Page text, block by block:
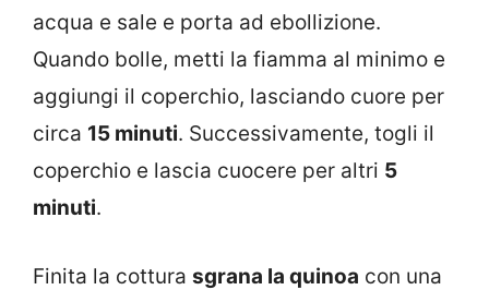
acqua e sale e porta ad ebollizione.
Quando bolle, metti la fiamma al minimo e
aggiungi il coperchio, lasciando cuore per
circa 15 minuti. Successivamente, togli il
coperchio e lascia cuocere per altri 5
minuti.
Finita la cottura sgrana la quinoa con una